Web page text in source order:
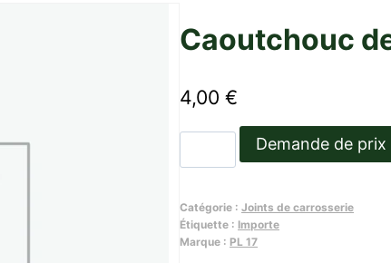
Caoutchouc
4,00€
de
de
serrure
Demande de prix
Catégorie :Joints de carrosserie
Étiquette : Importe
Marque : PL 17